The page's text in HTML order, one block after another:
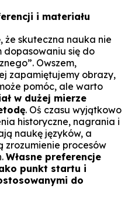
i materiału
że skuteczna nauka nie
dopasowaniu się do
Owszem,
zapamiętujemy obrazy,
pomóc, ale warto
w dużej mierze
. Oś czasu wyjątkowo
historyczne, nagrania i
naukę języków, a
zrozumienie procesów
Własne preferencje
punkt startu i
do